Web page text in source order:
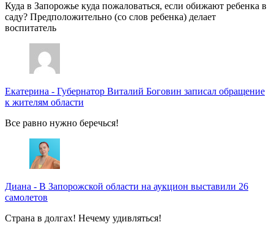
Куда в Запорожье куда пожаловаться, если обижают ребенка в
саду? Предположительно (со слов ребенка) делает
воспитатель
Екатерина - Губернатор Виталий Боговин записал обращение
к жителям области
Все равно нужно беречься!
Диана - В Запорожской области на аукцион выставили 26
самолетов
Страна в долгах! Нечему удивляться!